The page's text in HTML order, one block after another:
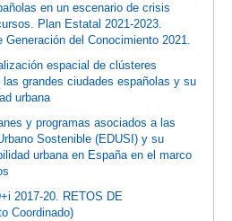
en un escenario de crisis
Plan Estatal 2021-2023.
del Conocimiento 2021.
espacial de clústeres
grandes ciudades españolas y su
urbana
y programas asociados a las
Sostenible (EDUSI) y su
urbana en España en el marco
2017-20. RETOS DE
Coordinado)